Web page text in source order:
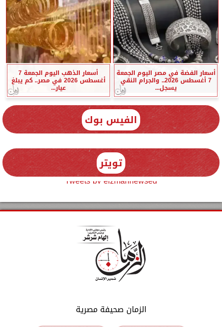
أسعار الفضة في مصر اليوم الجمعة
7 أغسطس 2026.. والجرام النقي
يسجل...
أسعار الذهب اليوم الجمعة 7
أغسطس 2026 في مصر.. كم يبلغ
عيار...
الفيس بوك
تويتر
Tweets by elzmannewseg
الزمان صحيفة مصرية